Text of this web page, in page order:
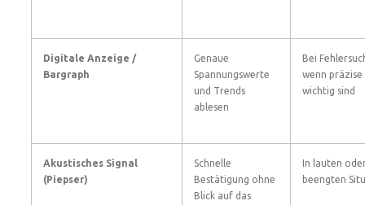
Digitale Anzeige /
Bargraph
Genaue
Spannungswerte
und Trends
ablesen
Bei
wenn
wichtig sind
Akustisches Signal
(Piepser)
Schnelle
Bestätigung ohne
Blick auf das
In lauten
beengten